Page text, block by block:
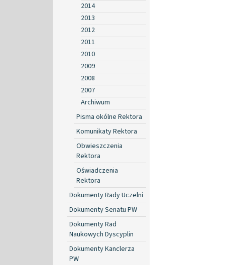
2014
2013
2012
2011
2010
2009
2008
2007
Archiwum
Pisma okólne Rektora
Komunikaty Rektora
Obwieszczenia
Rektora
Oświadczenia
Rektora
Dokumenty Rady Uczelni
Dokumenty Senatu PW
Dokumenty Rad
Naukowych Dyscyplin
Dokumenty Kanclerza
PW